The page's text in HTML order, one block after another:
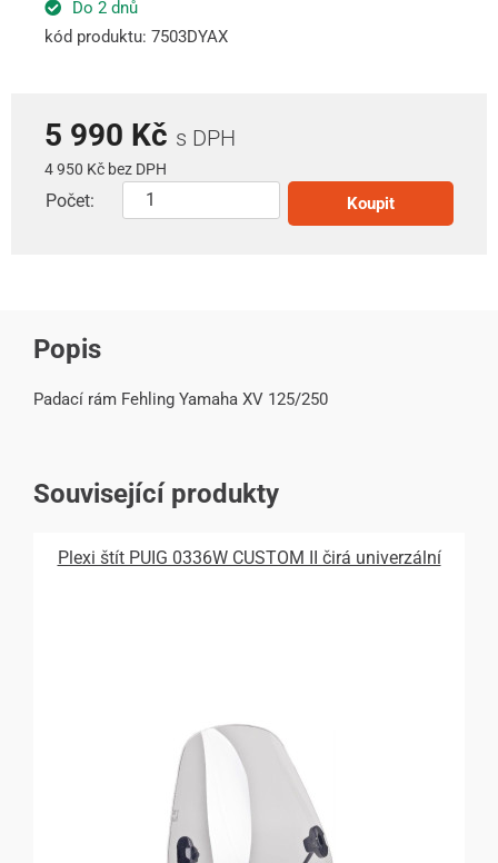
Do 2 dnů
kód produktu: 7503DYAX
5 990 Kč s DPH
4 950 Kč bez DPH
Počet: Koupit
Popis
Padací rám Fehling Yamaha XV 125/250
Související produkty
Plexi štít PUIG 0336W CUSTOM II čirá univerzální